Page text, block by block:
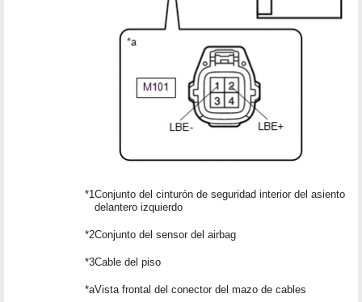
*1 Conjunto del cinturón de seguridad interior del asiento
delantero izquierdo
*2Conjunto del sensor del airbag
*3Cable del piso
*aVista frontal del conector del mazo de cables